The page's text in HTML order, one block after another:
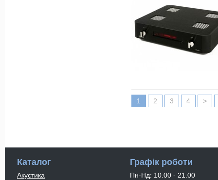
1 2 3 4 >
Каталог
Акустика
Графік роботи
Пн-Нд: 10.00 - 21.00